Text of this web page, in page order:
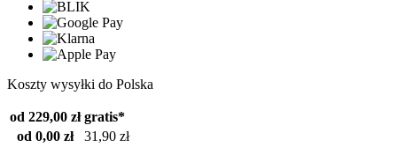
Koszty wysyłki do Polska
od 229,00 zł gratis*
od 0,00 zł
31,90 zł